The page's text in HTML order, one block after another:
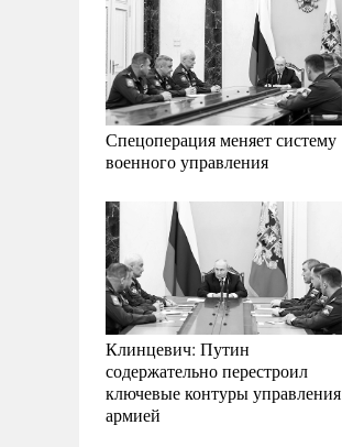
Спецоперация меняет систему
военного управления
Клинцевич: Путин
содержательно перестроил
ключевые контуры управления
армией